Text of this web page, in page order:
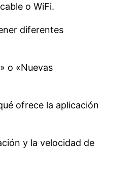
o WiFi.
diferentes
o «Nuevas
ofrece la aplicación
y la velocidad de